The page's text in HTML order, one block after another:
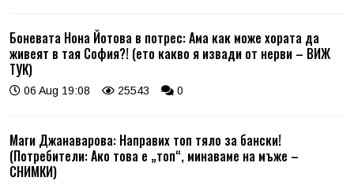
Боневата Нона Йотова в потрес: Ама как може хората да
живеят в тая София?! (ето какво я извади от нерви – ВИЖ
ТУК)
06 Aug 19:08 25543 0
Маги Джанаварова: Направих топ тяло за бански!
(Потребители: Ако това е „топ“, минаваме на мъже –
СНИМКИ)